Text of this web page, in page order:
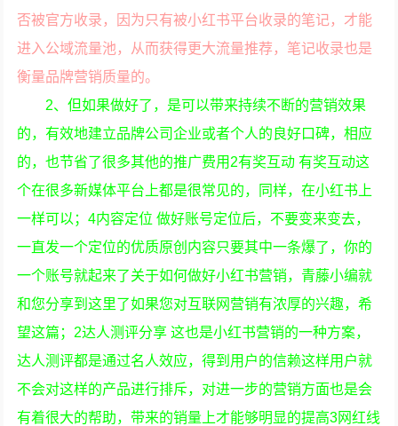
否被官方收录，因为只有被小红书平台收录的笔记，才能
进入公域流量池，从而获得更大流量推荐，笔记收录也是
衡量品牌营销质量的。
2、但如果做好了，是可以带来持续不断的营销效果
的，有效地建立品牌公司企业或者个人的良好口碑，相应
的，也节省了很多其他的推广费用2有奖互动 有奖互动这
个在很多新媒体平台上都是很常见的，同样，在小红书上
一样可以；4内容定位 做好账号定位后，不要变来变去，
一直发一个定位的优质原创内容只要其中一条爆了，你的
一个账号就起来了关于如何做好小红书营销，青藤小编就
和您分享到这里了如果您对互联网营销有浓厚的兴趣，希
望这篇；2达人测评分享 这也是小红书营销的一种方案，
达人测评都是通过名人效应，得到用户的信赖这样用户就
不会对这样的产品进行排斥，对进一步的营销方面也是会
有着很大的帮助，带来的销量上才能够明显的提高3网红线